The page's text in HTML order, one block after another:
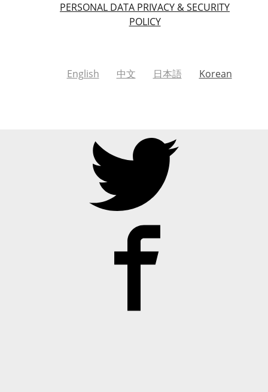
PERSONAL DATA PRIVACY & SECURITY
POLICY
English 中文 日本語 Korean